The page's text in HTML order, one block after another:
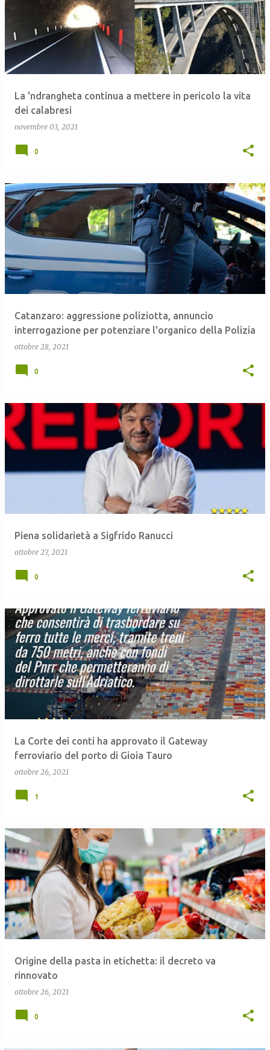
La 'ndrangheta continua a mettere in pericolo la vita
dei calabresi
novembre 03, 2021
0
Catanzaro: aggressione poliziotta, annuncio
interrogazione per potenziare l'organico della Polizia
ottobre 28, 2021
0
Piena solidarietà a Sigfrido Ranucci
ottobre 27, 2021
0
La Corte dei conti ha approvato il Gateway
ferroviario del porto di Gioia Tauro
ottobre 26, 2021
1
Origine della pasta in etichetta: il decreto va
rinnovato
ottobre 26, 2021
0